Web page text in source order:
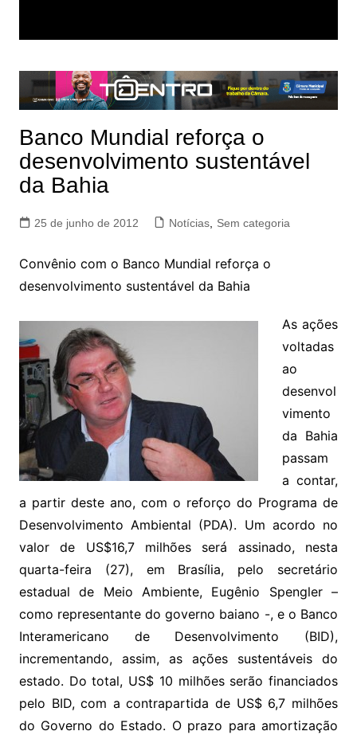
Banco Mundial reforça o
desenvolvimento sustentável
da Bahia
25 de junho de 2012 Notícias, Sem categoria
Convênio com o Banco Mundial reforça o
desenvolvimento sustentável da Bahia
As ações
voltadas
ao
desenvol
vimento
da Bahia
passam
a contar,
a partir deste ano, com o reforço do Programa de
Desenvolvimento Ambiental (PDA). Um acordo no
valor de US$16,7 milhões será assinado, nesta
quarta-feira (27), em Brasília, pelo secretário
estadual de Meio Ambiente, Eugênio Spengler –
como representante do governo baiano -, e o Banco
Interamericano de Desenvolvimento (BID),
incrementando, assim, as ações sustentáveis do
estado. Do total, US$ 10 milhões serão financiados
pelo BID, com a contrapartida de US$ 6,7 milhões
do Governo do Estado. O prazo para amortização